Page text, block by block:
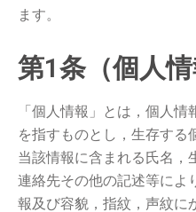
ます。
第1条（個人情
「個人情報」とは，個人情
を指すものとし，生存する
当該情報に含まれる氏名，
連絡先その他の記述等によ
報及び容貌，指紋，声紋に